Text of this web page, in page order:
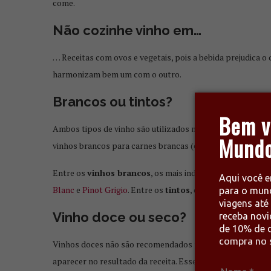
Bem
Aqui você
para o
viagens até
receba
de 10% de
compra no
come.
Não cozinhe vinho em…
… Receitas com ovos e vegetais, pois a bebida prejudica
harmonizam bem um com o outro.
Brancos ou tintos?
Ambos tipos de vinho são utilizados na cozinha, porém,
vinhos brancos para carnes brancas (como peixes ou
Entre os vinhos brancos, os mais indicados são
Blanc e Pinot Grigio. Entre os tintos, dê preferência para
Vinho doce ou seco?
Vinhos doces não são recomendados para pratos
aparecer no resultado da receita. Esse tipo de vinho só